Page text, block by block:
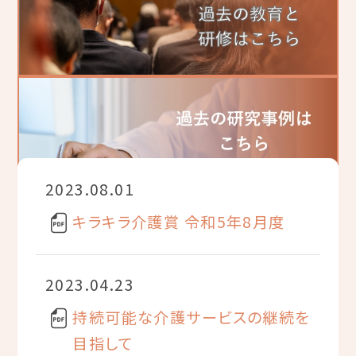
2023.08.01
キラキラ介護賞 令和5年8月度
2023.04.23
持続可能な介護サービスの継続を
目指して